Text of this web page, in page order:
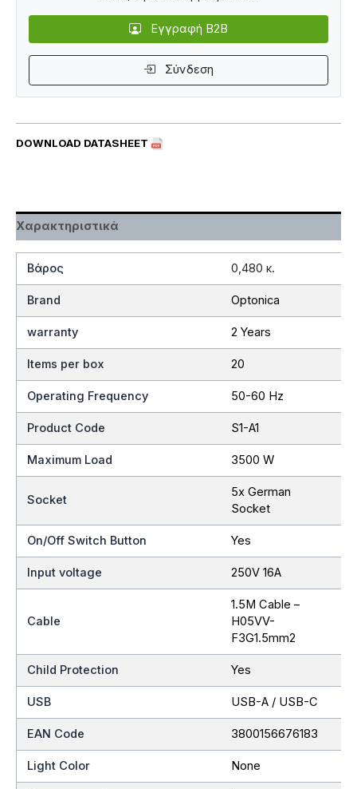
DOWNLOAD DATASHEET
Εγγραφή B2B
Σύνδεση
Χαρακτηριστικά
Βάρος 0,480 κ.
Brand Optonica
warranty 2 Years
Items per box 20
Operating Frequency 50-60 Hz
Product Code S1-A1
Maximum Load 3500 W
Socket
5x German
Socket
On/Off Switch Button Yes
Input voltage 250V 16A
Cable
1.5M Cable –
H05VV-
F3G1.5mm2
Child Protection Yes
USB USB-A / USB-C
EAN Code 3800156676183
Light Color None